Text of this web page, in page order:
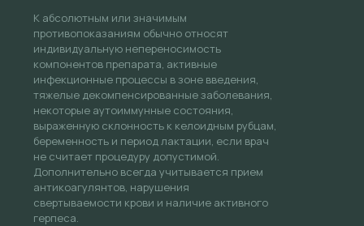
К абсолютным или значимым
противопоказаниям обычно относят
индивидуальную непереносимость
компонентов препарата, активные
инфекционные процессы в зоне введения,
тяжелые декомпенсированные заболевания,
некоторые аутоиммунные состояния,
выраженную склонность к келоидным рубцам,
беременность и период лактации, если врач
не считает процедуру допустимой.
Дополнительно всегда учитывается прием
антикоагулянтов, нарушения
свертываемости крови и наличие активного
герпеса.